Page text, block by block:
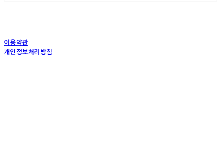
이용약관
개인정보처리방침